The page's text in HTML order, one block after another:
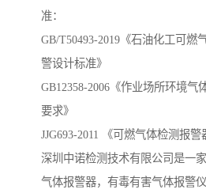
准：
GB/T50493-2019《石油化工可燃
警设计标准》
GB12358-2006《作业场所环境气
要求》
JJG693-2011 《可燃气体检测报警
深圳中诺检测技术有限公司是一
气体报警器，有毒有害气体报警